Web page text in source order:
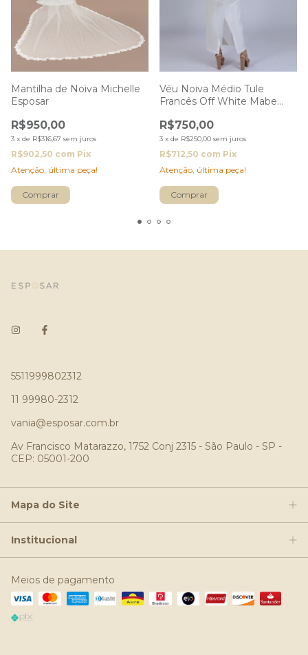
Mantilha de Noiva Michelle
Esposar
R$950,00
3 x de R$316,67 sem juros
R$902,50 com Pix
Atenção, última peça!
Véu Noiva Médio Tule
Francês Off White Mabe
R$750,00
3 x de R$250,00 sem juros
R$712,50 com Pix
Atenção, última peça!
5511999802312
11 99980-2312
vania@esposar.com.br
Av Francisco Matarazzo, 1752 Conj 2315 - São Paulo - SP -
CEP: 05001-200
Mapa do Site
Institucional
Meios de pagamento